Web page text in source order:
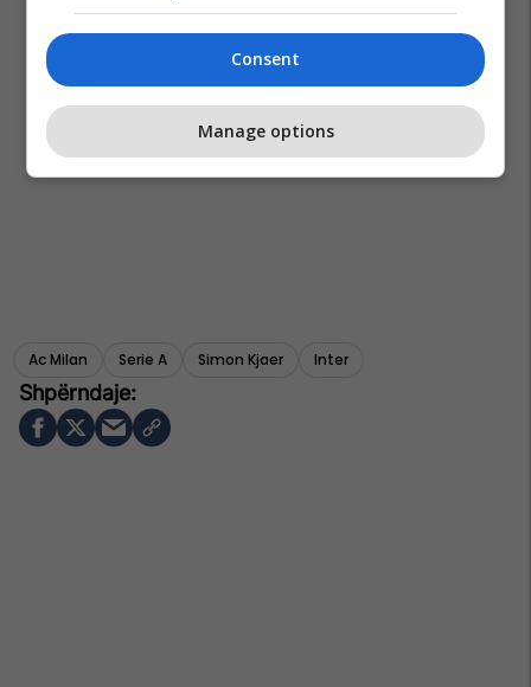
Ac Milan Serie A Simon Kjaer Inter
Consent
Manage options